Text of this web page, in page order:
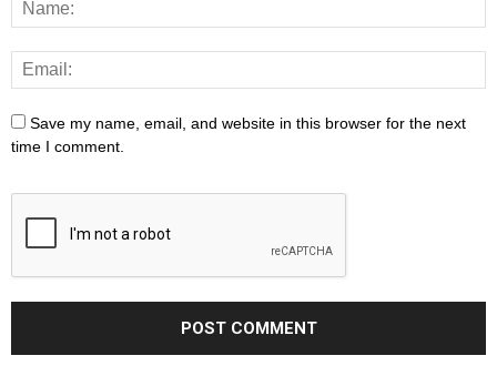
Save my name, email, and website in this browser for the next
time I comment.